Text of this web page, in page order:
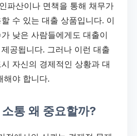
파산이나 면책을 통해 채무가
수 있는 대출 상품입니다. 이
낮은 사람들에게도 대출이
공됩니다. 그러나 이런 대출
자신의 경제적인 상황과 대
해야 합니다.
통 왜 중요할까?